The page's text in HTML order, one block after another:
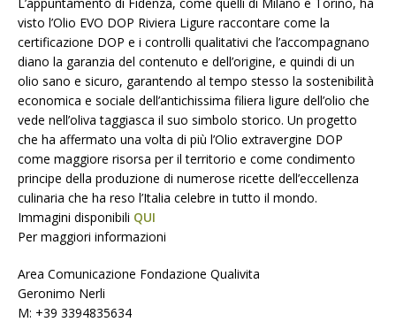
visto l’Olio EVO DOP Riviera Ligure raccontare come la
certificazione DOP e i controlli qualitativi che l’accompagnano
diano la garanzia del contenuto e dell’origine, e quindi di un
olio sano e sicuro, garantendo al tempo stesso la sostenibilità
economica e sociale dell’antichissima filiera ligure dell’olio che
vede nell’oliva taggiasca il suo simbolo storico. Un progetto
che ha affermato una volta di più l’Olio extravergine DOP
come maggiore risorsa per il territorio e come condimento
principe della produzione di numerose ricette dell’eccellenza
culinaria che ha reso l’Italia celebre in tutto il mondo.
Immagini disponibili QUI
Per maggiori informazioni
Area Comunicazione Fondazione Qualivita
Geronimo Nerli
M: +39 3394835634